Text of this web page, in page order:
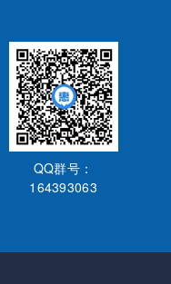
QQ群号：
164393063